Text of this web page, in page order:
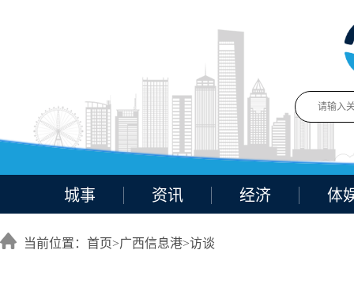
城事 资讯 经济 体
当前位置：首页>广西信息港>访谈